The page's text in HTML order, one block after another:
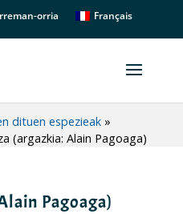
orria Français
dituen espezieak»
(argazkia: Alain Pagoaga)
Pagoaga)